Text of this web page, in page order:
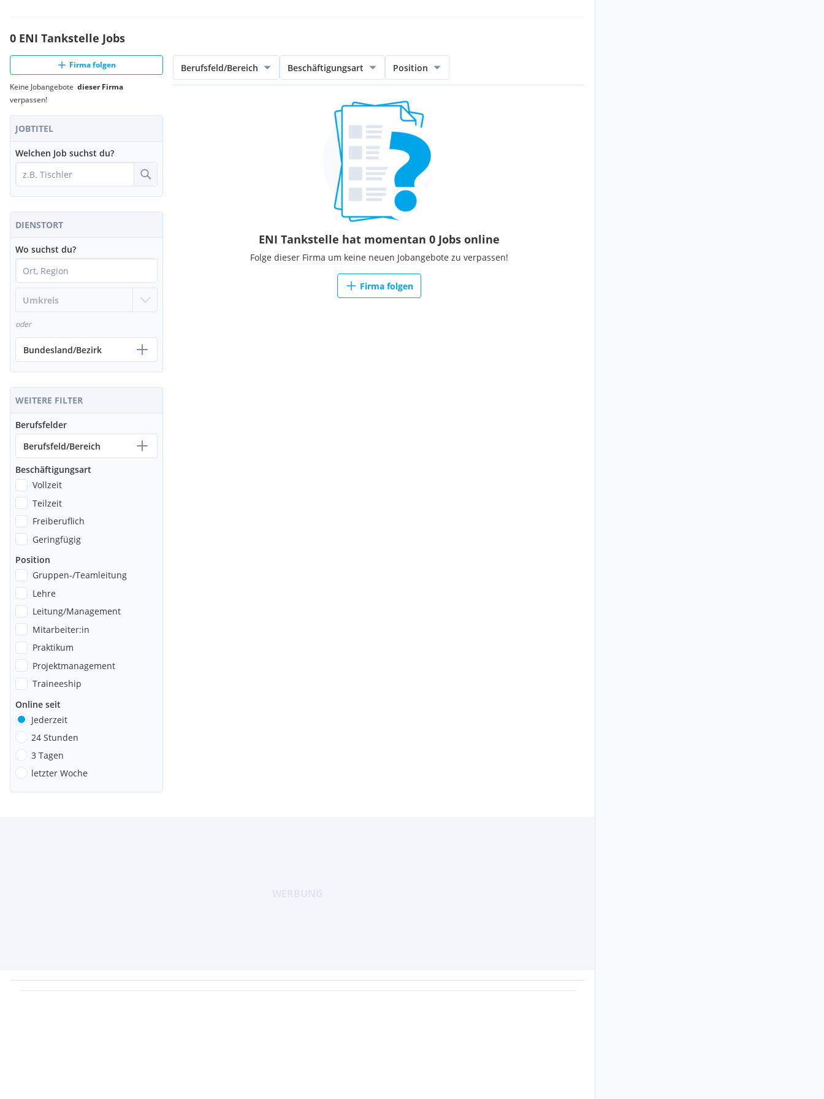
0 ENI Tankstelle Jobs
Firma folgen
Keine Jobangebote dieser Firma
verpassen!
JOBTITEL
Welchen Job suchst du?
DIENSTORT
Wo suchst du?
oder
Bundesland/Bezirk
WEITERE FILTER
Berufsfelder
Berufsfeld/Bereich
Beschäftigungsart
Vollzeit
Teilzeit
Freiberuflich
Geringfügig
Position
Gruppen-/Teamleitung
Lehre
Leitung/Management
Mitarbeiter:in
Praktikum
Projektmanagement
Traineeship
Online seit
Jederzeit
24 Stunden
3 Tagen
letzter Woche
Berufsfeld/Bereich Beschäftigungsart Position
ENI Tankstelle hat momentan 0 Jobs online
Folge dieser Firma um keine neuen Jobangebote zu verpassen!
Firma folgen